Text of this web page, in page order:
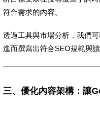
符合需求的內容。
透過工具與市場分析，我們
進而撰寫出符合SEO規範與讀
三、優化內容架構：讓